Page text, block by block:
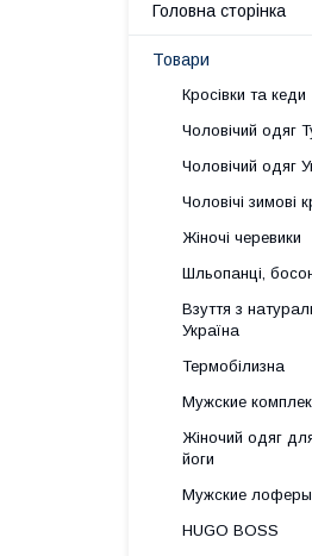
Головна сторінка
Товари
Кросівки та кеди
Чоловічий одяг
Чоловічий одяг
Чоловічі зимові
Жіночі черевики
Шльопанці,
Взуття з
Україна
Термобілизна
Мужские
Жіночий одяг
йоги
Мужские лоферы
HUGO BOSS